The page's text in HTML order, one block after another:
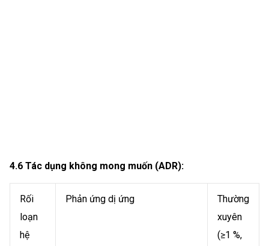
4.6 Tác dụng không mong muốn (ADR):
Rối
loạn
hệ
Phản ứng dị ứng
Thường
xuyên
(≥1 %,